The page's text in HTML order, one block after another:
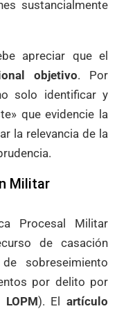
sustancialmente
apreciar que el
objetivo. Por
solo identificar y
que evidencie la
la relevancia de la
Militar
Procesal Militar
de casación
sobreseimiento
por delito por
). Elartículo